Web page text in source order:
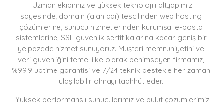
Uzman ekibimiz ve yüksek teknolojili altyapımız
sayesinde; domain (alan adı) tescilinden web hosting
çözümlerine, sunucu hizmetlerinden kurumsal e-posta
sistemlerine, SSL güvenlik sertifikalarına kadar geniş bir
yelpazede hizmet sunuyoruz. Müşteri memnuniyetini ve
veri güvenliğini temel ilke olarak benimseyen firmamız,
%99.9 uptime garantisi ve 7/24 teknik destekle her zaman
ulaşılabilir olmayı taahhüt eder.
Yüksek performanslı sunucularımız ve bulut çözümlerimiz